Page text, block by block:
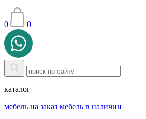
0 0
каталог
мебель на заказ мебель в наличии